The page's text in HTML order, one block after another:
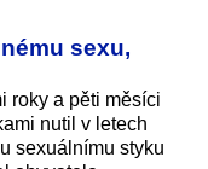
sexu,
roky a pěti měsíci
nutil v letech
sexuálnímu styku